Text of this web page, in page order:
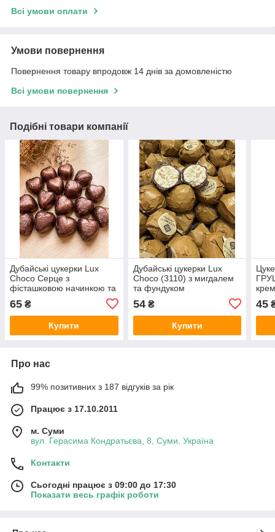
Всі умови оплати
Умови повернення
Повернення товару впродовж 14 днів за домовленістю
Всі умови повернення
Подібні товари компанії
Дубайські цукерки Lux
Choco Серце з
фісташковою начинкою та
65 ₴
Купити
Дубайські цукерки Lux
Choco (3110) з мигдалем
та фундуком
54₴
Купити
45
Про нас
99% позитивних з 187 відгуків за рік
Працює з 17.10.2011
м. Суми
вул. Герасима Кондратьєва, 8, Суми, Україна
Контакти
Сьогодні працює з 09:00 до 17:30
Показати весь графік роботи